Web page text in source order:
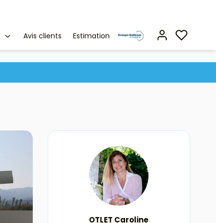
Avis clients Estimation
OTLET Caroline